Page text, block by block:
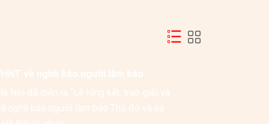
Chuyện để kể
Đôi bạn văn chương
về nghề báo người làm báo
Nội đã diễn ra “Lễ tổng kết, trao giải và
nghề báo người làm báo Thủ đô và cả